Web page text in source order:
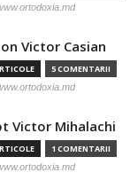
Victor Casian
5 COMENTARII
Victor Mihalachi
1 COMENTARII